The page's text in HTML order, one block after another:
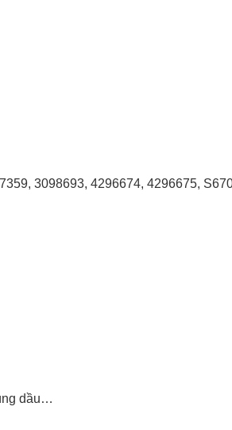
3098693, 4296674, 4296675,
dầu…